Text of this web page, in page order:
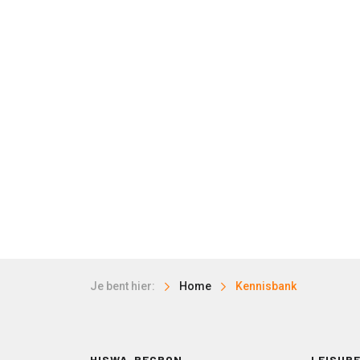
Je bent hier: Home Kennisbank